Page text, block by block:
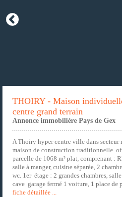
THOIRY - Maison
centre grand terrain
Annonce immobilière Pays de Gex
A Thoiry hyper centre ville dans secteur
maison de construction traditionnelle
parcelle de 1068 m² plat, comprenant :
salle à manger, cuisine séparée, 2
wc. 1er étage : 2 grandes chambres,
cave garage fermé 1 voiture, 1 place de
fiche détaillée ...